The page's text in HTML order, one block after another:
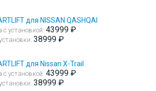
для NISSAN QASHQAI
с установкой: 43999 ₽
38999 ₽
для Nissan X-Trail
с установкой: 43999 ₽
38999 ₽